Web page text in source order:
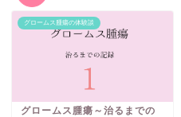
グロームス腫瘍の体験談
グロームス腫瘍～治るまでの